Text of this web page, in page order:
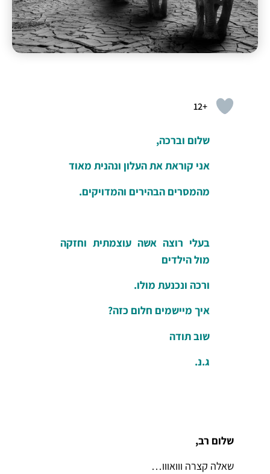
+12
שלום וברכה,
אני קוראת את העלון ונהנית מאוד
מהמסרים הבהירים והמדויקים.
בעלי רוצה אשה עוצמתית וחזקה
מול הילדים
ורכה ונכנעת מולו.
איך מיישמים חלום כזה?
שוב תודה
ג.נ.
שלום רב,
שאלה קצרה ווואווו…